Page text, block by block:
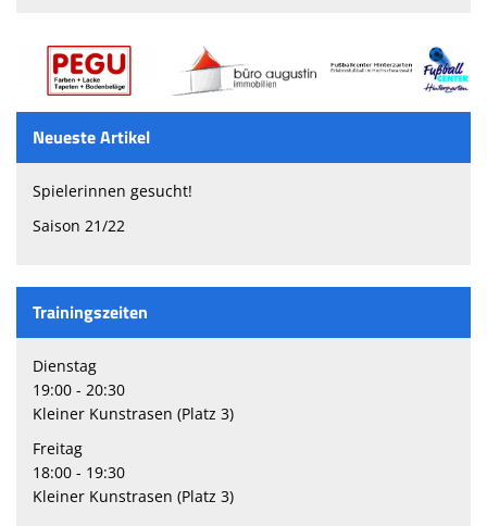
Neueste Artikel
Spielerinnen gesucht!
Saison 21/22
Trainingszeiten
Dienstag
19:00 - 20:30
Kleiner Kunstrasen (Platz 3)
Freitag
18:00 - 19:30
Kleiner Kunstrasen (Platz 3)